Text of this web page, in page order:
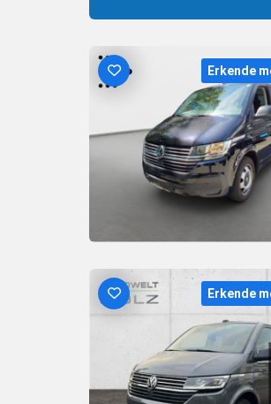
Erkende
Erkende